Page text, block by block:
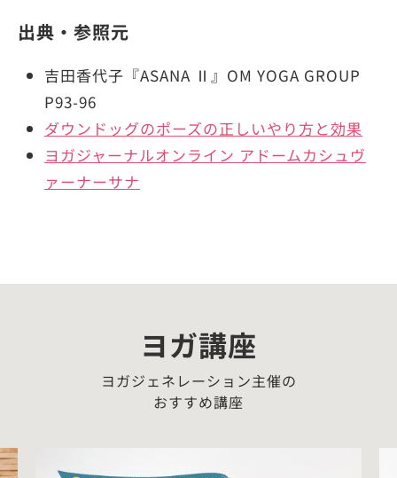
出典・参照元
吉田香代子『ASANA Ⅱ』OM YOGA GROUP
P93-96
ダウンドッグのポーズの正しいやり方と効果
ヨガジャーナルオンライン アドームカシュヴ
ァーナーサナ
ヨガ講座
ヨガジェネレーション主催の
おすすめ講座